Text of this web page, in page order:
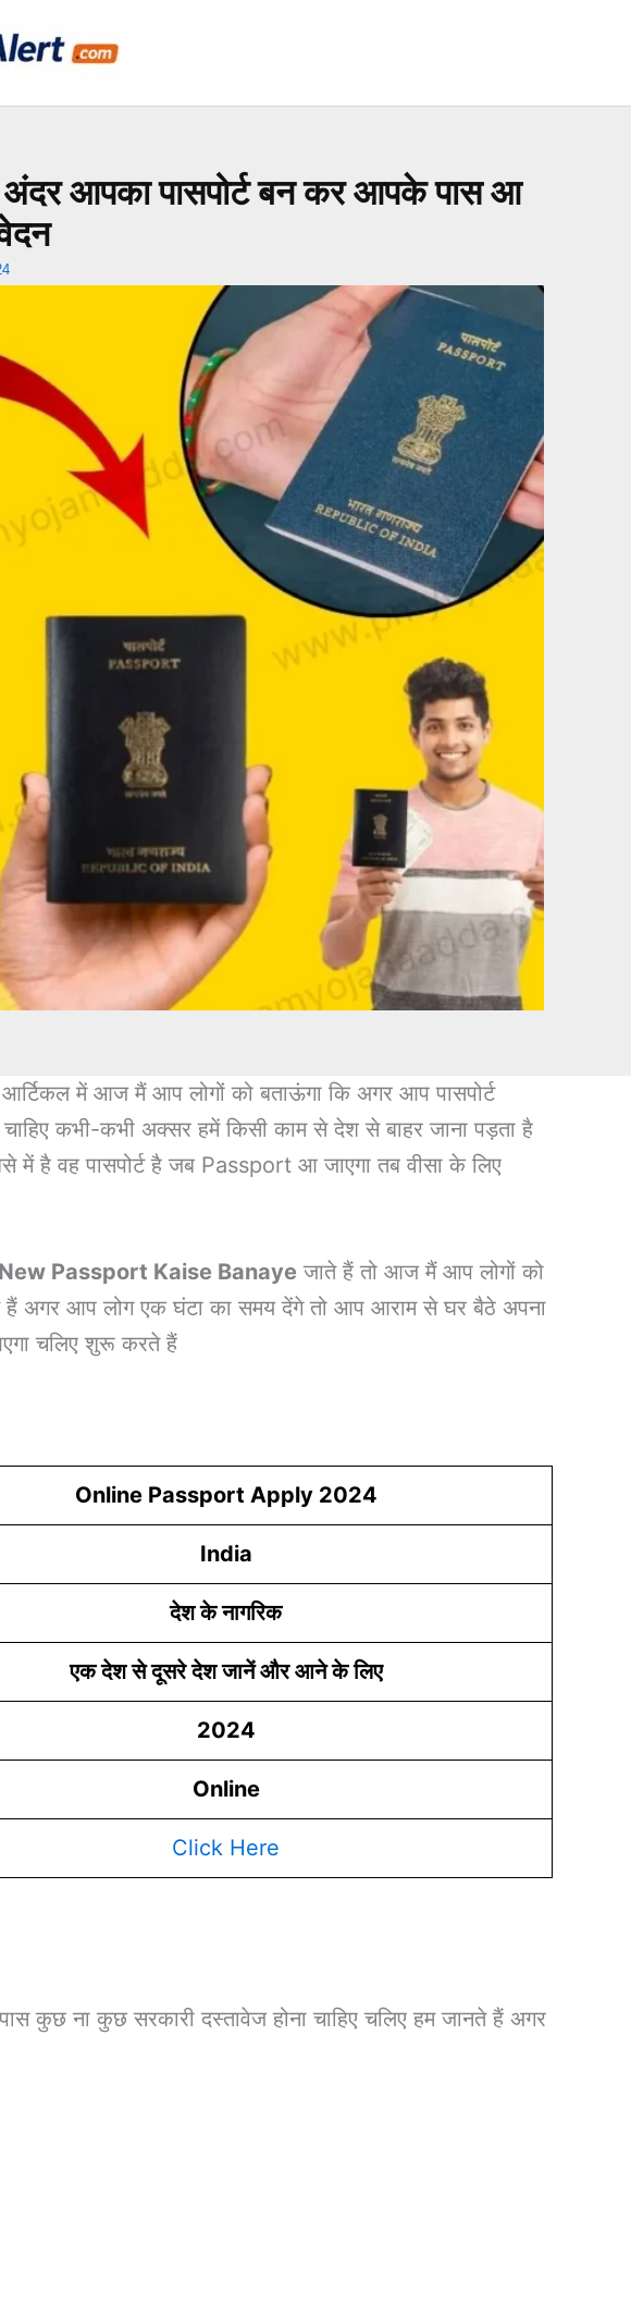
आपका पासपोर्ट बन कर आपके पास आ
आर्टिकल में आज मैं आप लोगों को बताऊंगा कि अगर आप पासपोर्ट
चाहिए कभी-कभी अक्सर हमें किसी काम से देश से बाहर जाना पड़ता है
में है वह पासपोर्ट है जब Passport आ जाएगा तब वीसा के लिए
New Passport Kaise Banaye जाते हैं तो आज मैं आप लोगों को
हैं अगर आप लोग एक घंटा का समय देंगे तो आप आराम से घर बैठे अपना
चलिए शुरू करते हैं
Online Passport Apply 2024
India
देश के नागरिक
एक देश से दूसरे देश जानें और आने के लिए
2024
Online
Click Here
कुछ ना कुछ सरकारी दस्तावेज होना चाहिए चलिए हम जानते हैं अगर